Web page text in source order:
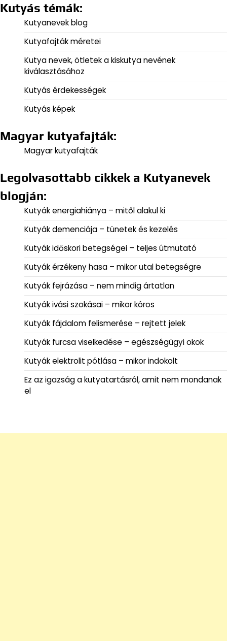
Kutyás témák:
Kutyanevek blog
Kutyafajták méretei
Kutya nevek, ötletek a kiskutya nevének
kiválasztásához
Kutyás érdekességek
Kutyás képek
Magyar kutyafajták:
Magyar kutyafajták
Legolvasottabb cikkek a Kutyanevek
blogján:
Kutyák energiahiánya – mitől alakul ki
Kutyák demenciája – tünetek és kezelés
Kutyák időskori betegségei – teljes útmutató
Kutyák érzékeny hasa – mikor utal betegségre
Kutyák fejrázása – nem mindig ártatlan
Kutyák ivási szokásai – mikor kóros
Kutyák fájdalom felismerése – rejtett jelek
Kutyák furcsa viselkedése – egészségügyi okok
Kutyák elektrolit pótlása – mikor indokolt
Ez az igazság a kutyatartásról, amit nem mondanak
el